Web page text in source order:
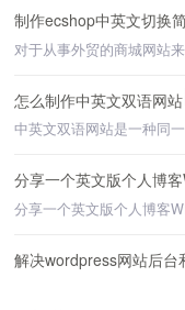
制作ecshop中英文切换
怎么制作中英文双语网站
分享一个英文版个人博
解决wordpress网站后台